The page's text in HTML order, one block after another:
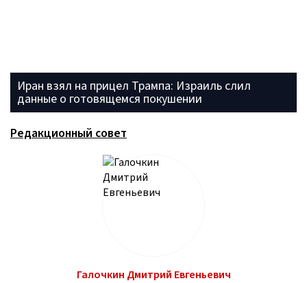
Иран взял на прицел Трампа: Израиль слил
данные о готовящемся покушении
Редакционный совет
Галочкин Дмитрий Евгеньевич